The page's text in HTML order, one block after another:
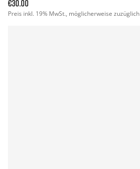
€30.00
Preis inkl. 19% MwSt., möglicherweise zuzüglich